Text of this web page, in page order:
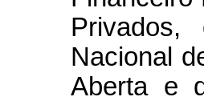
Nacional
Aberta e